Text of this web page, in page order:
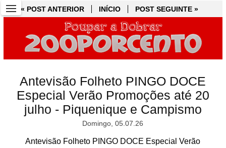
« POST ANTERIOR INÍCIO POST SEGUINTE »
Antevisão Folheto PINGO DOCE
Especial Verão Promoções até 20
julho - Piquenique e Campismo
Domingo, 05.07.26
Antevisão Folheto PINGO DOCE Especial Verão
« POST ANTERIOR INÍCIO POST SEGUINTE »